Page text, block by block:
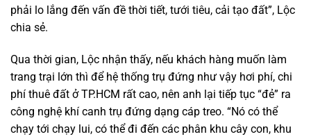
phải lo lắng đến vấn đề thời tiết, tưới tiêu, cải tạo đất”, Lộc
chia sẻ.
Qua thời gian, Lộc nhận thấy, nếu khách hàng muốn làm
trang trại lớn thì để hệ thống trụ đứng như vậy hơi phí, chi
phí thuê đất ở TP.HCM rất cao, nên anh lại tiếp tục “đẻ” ra
công nghệ khí canh trụ đứng dạng cáp treo. “Nó có thể
chạy tới chạy lui, có thể đi đến các phân khu cây con, khu